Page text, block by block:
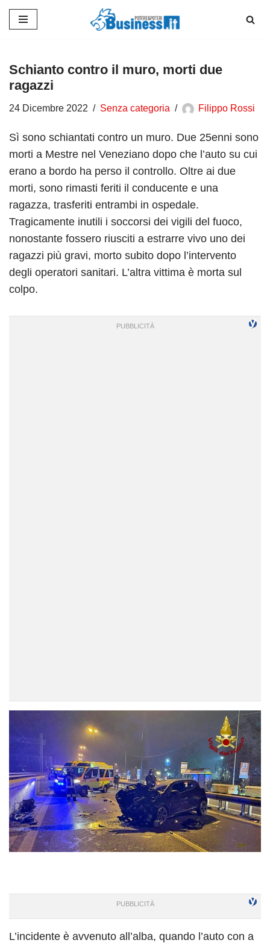
contenuto
Schianto contro il muro, morti due
ragazzi
24 Dicembre 2022 Senza categoria Filippo Rossi
Sì sono schiantati contro un muro. Due 25enni sono
morti a Mestre nel Veneziano dopo che l’auto su cui
erano a bordo ha perso il controllo. Oltre ai due
morti, sono rimasti feriti il conducente e una
ragazza, trasferiti entrambi in ospedale.
Tragicamente inutili i soccorsi dei vigili del fuoco,
nonostante fossero riusciti a estrarre vivo uno dei
ragazzi più gravi, morto subito dopo l’intervento
degli operatori sanitari. L’altra vittima è morta sul
colpo.
L’incidente è avvenuto all’alba, quando l’auto con a